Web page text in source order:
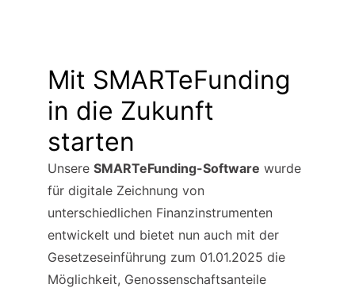
Mit SMARTeFunding
in die Zukunft
starten
Unsere SMARTeFunding-Software wurde
für digitale Zeichnung von
unterschiedlichen Finanzinstrumenten
entwickelt und bietet nun auch mit der
Gesetzeseinführung zum 01.01.2025 die
Möglichkeit, Genossenschaftsanteile